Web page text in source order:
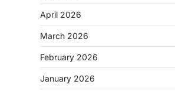
April 2026
March 2026
February 2026
January 2026